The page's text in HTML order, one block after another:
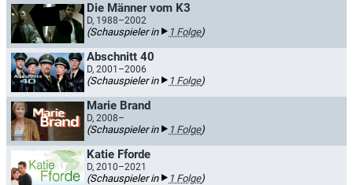
Die Männer vom K3
D, 1988–2002
(Schauspieler in 1 Folge)
Abschnitt 40
D, 2001–2006
(Schauspieler in 1 Folge)
Marie Brand
D, 2008–
(Schauspieler in 1 Folge)
Katie Fforde
D, 2010–2021
(Schauspieler in 1 Folge)